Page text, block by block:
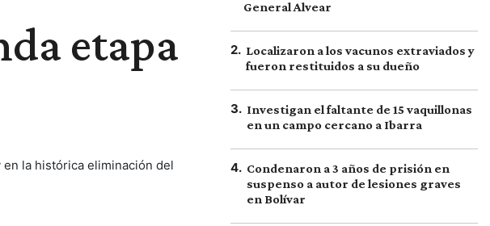
etapa
la histórica eliminación del
General Alvear
2. Localizaron a los vacunos extraviados y
fueron restituidos a su dueño
3. Investigan el faltante de 15 vaquillonas
en un campo cercano a Ibarra
4. Condenaron a 3 años de prisión en
suspenso a autor de lesiones graves
en Bolívar